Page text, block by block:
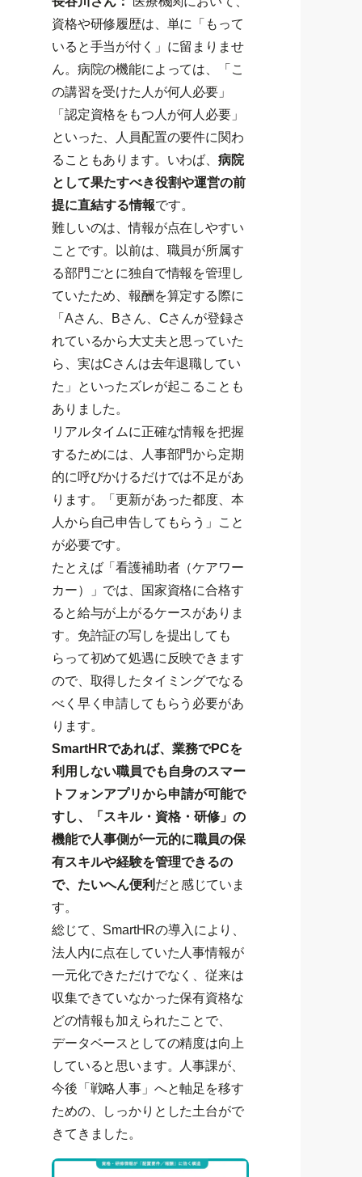
資格や研修履歴は、単に「もって
いると手当が付く」に留まりませ
ん。病院の機能によっては、「こ
の講習を受けた人が何人必要」
「認定資格をもつ人が何人必要」
といった、人員配置の要件に関わ
ることもあります。いわば、 病院
として果たすべき役割や運営の前
提に直結する情報です。
難しいのは、情報が点在しやすい
ことです。以前は、職員が所属す
る部門ごとに独自で情報を管理し
ていたため、報酬を算定する際に
「Aさん、Bさん、Cさんが登録さ
れているから大丈夫と思っていた
ら、実はCさんは去年退職してい
た」といったズレが起こることも
ありました。
リアルタイムに正確な情報を把握
するためには、人事部門から定期
的に呼びかけるだけでは不足があ
ります。「更新があった都度、本
人から自己申告してもらう」こと
が必要です。
たとえば「看護補助者（ケアワー
カー）」では、国家資格に合格す
ると給与が上がるケースがありま
す。免許証の写しを提出しても
らって初めて処遇に反映できます
ので、取得したタイミングでなる
べく早く申請してもらう必要があ
ります。
SmartHRであれば、業務でPCを
利用しない職員でも自身のスマー
トフォンアプリから申請が可能で
すし、「スキル・資格・研修」の
機能で人事側が一元的に職員の保
有スキルや経験を管理できるの
で、たいへん便利 だと感じていま
す。
総じて、SmartHRの導入により、
法人内に点在していた人事情報が
一元化できただけでなく、従来は
収集できていなかった保有資格な
どの情報も加えられたことで、
データベースとしての精度は向上
していると思います。人事課が、
今後「戦略人事」へと軸足を移す
ための、しっかりとした土台がで
きてきました。